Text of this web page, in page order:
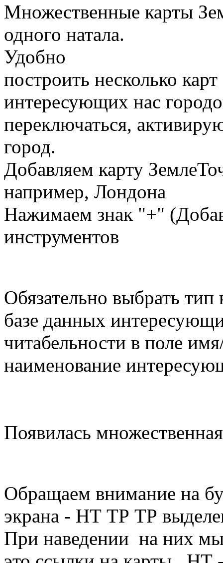
Множественные карты
одного натала.
Удобно
построить несколько
интересующих нас
переключаться,
город.
Добавляем карту
например, Лондона
Нажимаем знак "+"
инструментов
Обязательно выбрать
базе данных
читабельности в поле
наименование
Появилась
Обращаем внимание на
экрана - НТ ТР ТР
При наведении на них